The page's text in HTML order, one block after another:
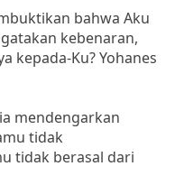
bahwa Aku
kebenaran,
kepada-Ku? Yohanes
mendengarkan
tidak
tidak berasal dari